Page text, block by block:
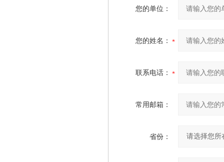
您的单位：
您的姓名：
联系电话：
常用邮箱：
省份：